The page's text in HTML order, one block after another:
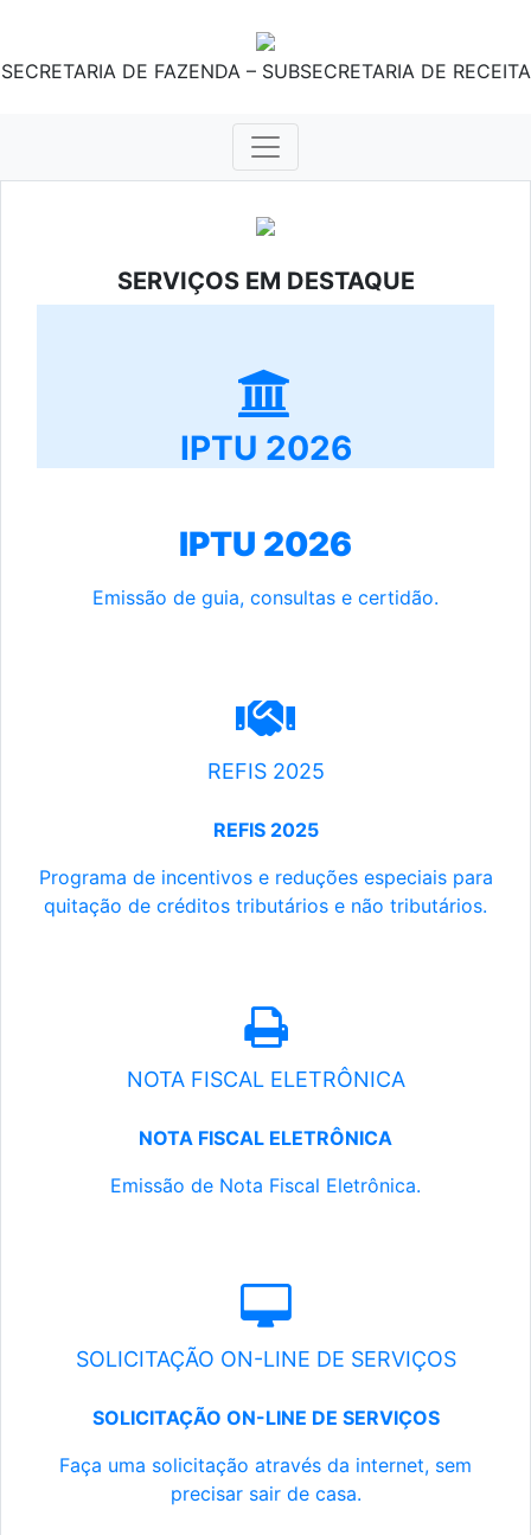
SECRETARIA DE FAZENDA – SUBSECRETARIA DE RECEITA
SERVIÇOS EM DESTAQUE
IPTU 2026
IPTU 2026
Emissão de guia, consultas e certidão.
REFIS 2025
REFIS 2025
Programa de incentivos e reduções especiais para
quitação de créditos tributários e não tributários.
NOTA FISCAL ELETRÔNICA
NOTA FISCAL ELETRÔNICA
Emissão de Nota Fiscal Eletrônica.
SOLICITAÇÃO ON-LINE DE SERVIÇOS
SOLICITAÇÃO ON-LINE DE SERVIÇOS
Faça uma solicitação através da internet, sem
precisar sair de casa.